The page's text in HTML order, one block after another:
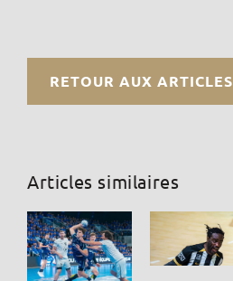
RETOUR AUX ARTICLES
Articles similaires